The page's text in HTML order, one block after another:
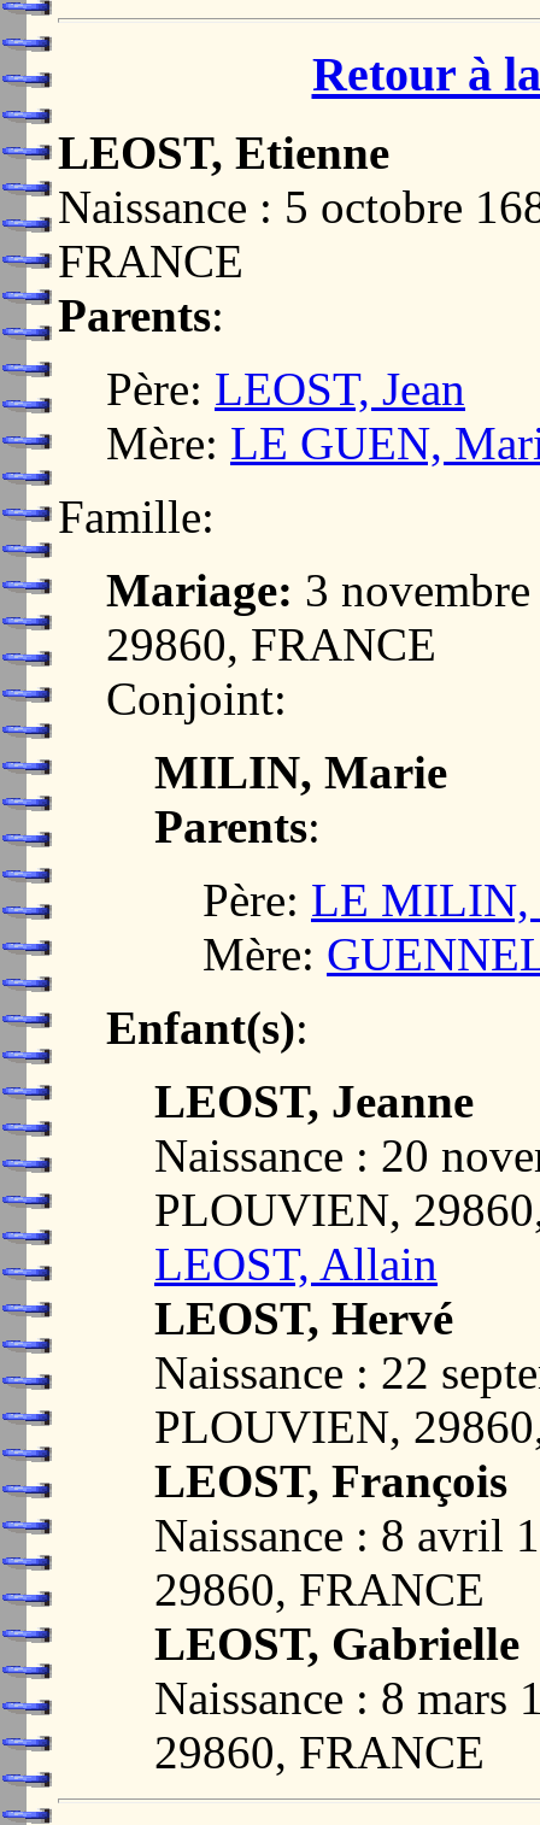
Retour à
LEOST, Etienne
Naissance : 5 octobre
FRANCE
Parents:
Père: LEOST, Jean
Mère: LE GUEN,
Famille:
Mariage: 3
29860, FRANCE
Conjoint:
MILIN, Marie
Parents:
Père: LE MILIN,
Mère:
Enfant(s):
LEOST, Jeanne
Naissance : 20
PLOUVIEN,
LEOST, Allain
LEOST, Hervé
Naissance : 22
PLOUVIEN,
LEOST, François
Naissance : 8 avril
29860, FRANCE
LEOST, Gabrielle
Naissance : 8
29860, FRANCE